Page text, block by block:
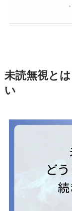
未読無視と
い